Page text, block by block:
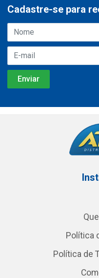
Cadastre-se para
Política
Política de